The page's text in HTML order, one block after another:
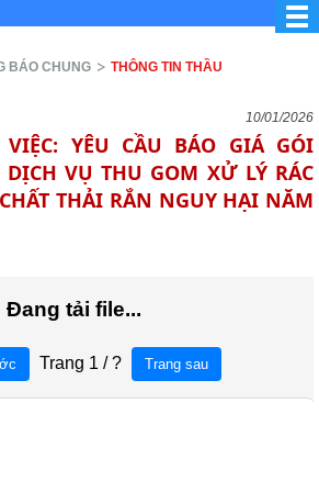
BÁO CHUNG THÔNG TIN THẦU
10/01/2026
YÊU CẦU BÁO GIÁ GÓI
DỊCH VỤ THU GOM XỬ LÝ RÁC
THẢI RẮN NGUY HẠI NĂM